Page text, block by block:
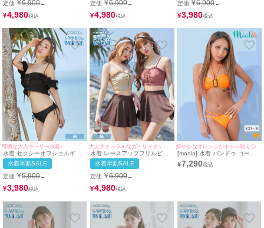
定価 ¥6,900→
¥4,980
定価 ¥6,900→
¥4,980
定価 ¥6,900→
¥3,980
可憐な大人ガーリー水着♪
水着 セクシーオフショルギャ
ザーガーリーレースアップバン
ドゥフリルビキニ
水着早割SALE
定価 ¥5,900→
¥3,980
水着 レースアップフリルビス
チェガーリーショートパンツ体
型カバーフレアスカートハイウ
エストビキニ
水着早割SALE
定価 ¥6,900→
¥4,980
鮮やかなオレンジがギャル映え◎
[moala] 水着 バンドゥ コード
ホルターネック ギャル ビキニ
(オレンジ/瀬戸ももあ着用)
¥7,290